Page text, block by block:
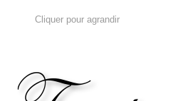
Cliquer pour agrandir